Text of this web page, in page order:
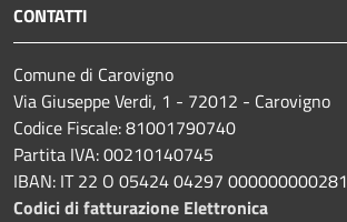
CONTATTI
Comune di Carovigno
Via Giuseppe Verdi, 1 - 72012 - Carovigno
Codice Fiscale: 81001790740
Partita IVA: 00210140745
IBAN: IT 22 O 05424 04297 000000000281
Codici di fatturazione Elettronica